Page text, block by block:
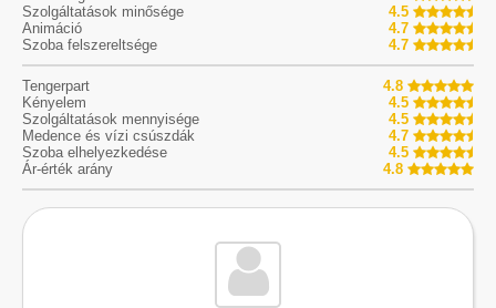
Szolgáltatások minősége
4.5
Animáció
4.7
Szoba felszereltsége
4.7
Tengerpart
4.8
Kényelem
4.5
Szolgáltatások mennyisége
4.5
Medence és vízi csúszdák
4.7
Szoba elhelyezkedése
4.5
Ár-érték arány
4.8